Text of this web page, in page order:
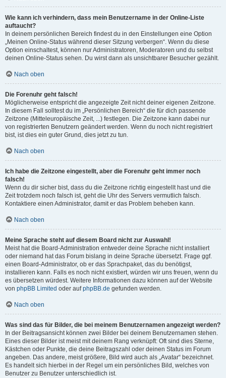
Wie kann ich verhindern, dass mein Benutzername in der Online-Liste
auftaucht?
In deinem persönlichen Bereich findest du in den Einstellungen eine Option
„Meinen Online-Status während dieser Sitzung verbergen“. Wenn du diese
Option einschaltest, können nur Administratoren, Moderatoren und du selbst
deinen Online-Status sehen. Du wirst dann als unsichtbarer Besucher gezählt.
Nach oben
Die Forenuhr geht falsch!
Möglicherweise entspricht die angezeigte Zeit nicht deiner eigenen Zeitzone.
In diesem Fall solltest du im „Persönlichen Bereich“ die für dich passende
Zeitzone (Mitteleuropäische Zeit, ...) festlegen. Die Zeitzone kann dabei nur
von registrierten Benutzern geändert werden. Wenn du noch nicht registriert
bist, ist dies ein guter Grund, dies jetzt zu tun.
Nach oben
Ich habe die Zeitzone eingestellt, aber die Forenuhr geht immer noch
falsch!
Wenn du dir sicher bist, dass du die Zeitzone richtig eingestellt hast und die
Zeit trotzdem noch falsch ist, geht die Uhr des Servers vermutlich falsch.
Kontaktiere einen Administrator, damit er das Problem beheben kann.
Nach oben
Meine Sprache steht auf diesem Board nicht zur Auswahl!
Meist hat die Board-Administration entweder deine Sprache nicht installiert
oder niemand hat das Forum bislang in deine Sprache übersetzt. Frage ggf.
einen Board-Administrator, ob er das Sprachpaket, das du benötigst,
installieren kann. Falls es noch nicht existiert, würden wir uns freuen, wenn du
es übersetzen würdest. Weitere Informationen dazu können auf der Website
von phpBB Limited oder aufphpBB.de gefunden werden.
Nach oben
Was sind das für Bilder, die bei meinem Benutzernamen angezeigt werden?
In der Beitragsansicht können zwei Bilder bei deinem Benutzernamen stehen.
Eines dieser Bilder ist meist mit deinem Rang verknüpft: Oft sind dies Sterne,
Kästchen oder Punkte, die deine Beitragszahl oder deinen Status im Forum
angeben. Das andere, meist größere, Bild wird auch als „Avatar“ bezeichnet.
Es handelt sich hierbei in der Regel um ein persönliches Bild, welches von
Benutzer zu Benutzer unterschiedlich ist.